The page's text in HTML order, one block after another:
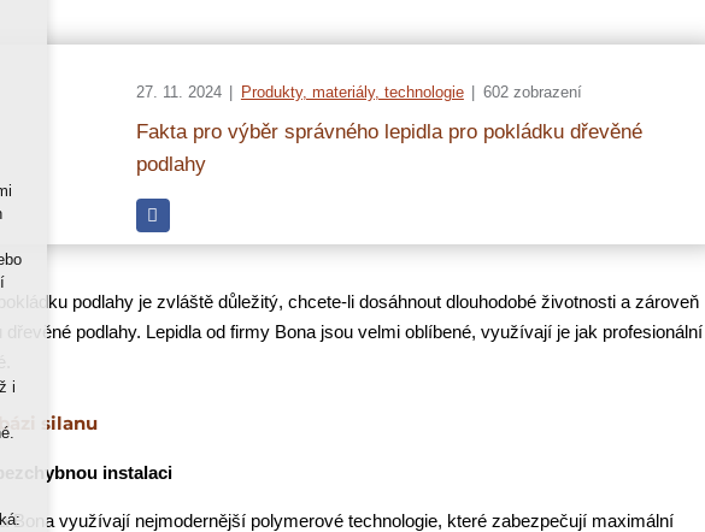
27. 11. 2024 Produkty, materiály, technologie 602 zobrazení
Fakta pro výběr správného lepidla pro pokládku dřevěné
podlahy
podlahy je zvláště důležitý, chcete-li dosáhnout dlouhodobé životnosti a zároveň
dřevěné podlahy. Lepidla od firmy Bona jsou velmi oblíbené, využívají je jak profesionální
silanu
instalaci
Bona využívají nejmodernější polymerové technologie, které zabezpečují maximální
i